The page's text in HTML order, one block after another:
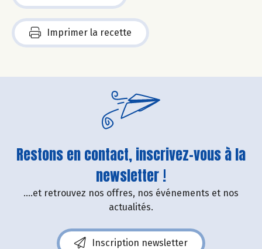
Imprimer la recette
Restons en contact, inscrivez-vous à la
newsletter !
....et retrouvez nos offres, nos événements et nos
actualités.
Inscription newsletter